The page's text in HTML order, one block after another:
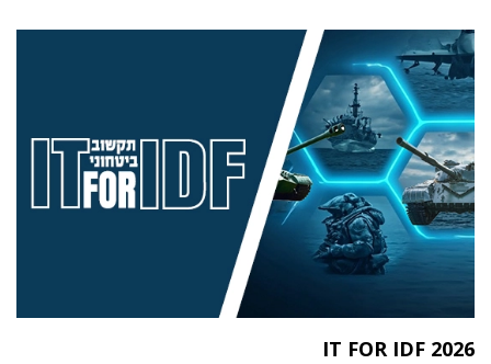
IT FOR IDF 2026